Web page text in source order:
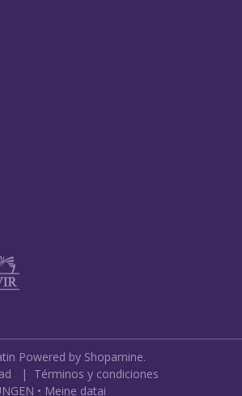
Powered by Shopamine.
| Términos y condiciones
• Meine datai